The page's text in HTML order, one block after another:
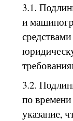
3.1.
и
3.2.
по
указание,